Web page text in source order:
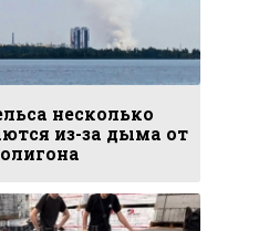
несколько
из-за дыма от